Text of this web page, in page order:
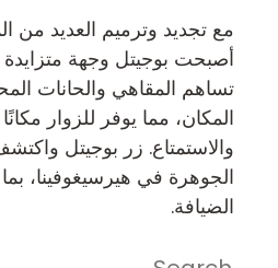
مع تجديد وترميم العديد من
أصبحت بوجيتل وجهة متزايدة
تساهم المقاهي والحانات
المكان، مما يوفر للزوار
والاستمتاع. زر بوجيتل
الجوهرة في هيرسيغوفينا،
الضيافة.